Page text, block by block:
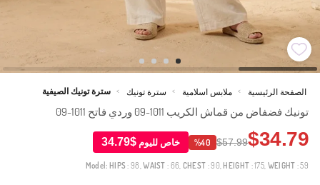
الصفحة الرئيسية > ملابس اسلامية > سترة تونيك > سترة تونيك الصيفية
تونيك فضفاض من قماش الكريب 1011-09 وردي فاتح 1011-09
$34.79
$57.99
%40 خاص لليوم $34.79
Model: HIPS: 98,WAIST : 66, CHEST : 90, HEIGHT : 175, WEIGHT : 59